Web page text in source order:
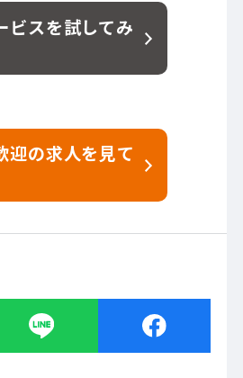
ビスを試してみ
迎の求人を見て